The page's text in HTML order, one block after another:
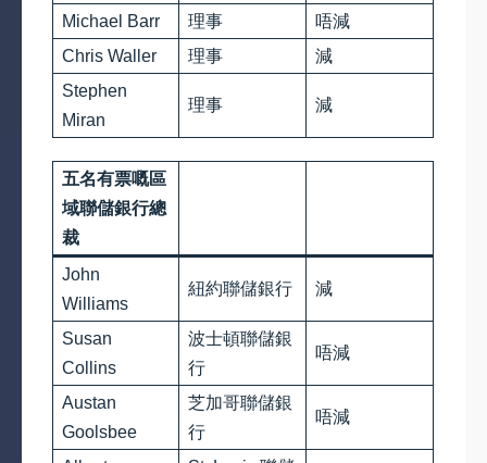
Michael Barr
理事
唔減
Chris Waller
理事
減
Stephen
Miran
理事 減
五名有票嘅區
域聯儲銀行總
裁
John
Williams
紐約聯儲銀行 減
Susan
Collins
波士頓聯儲銀
行
唔減
Austan
Goolsbee
芝加哥聯儲銀
行
唔減